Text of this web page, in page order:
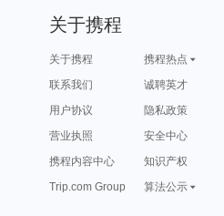
关于携程
关于携程
携程热点
联系我们
诚聘英才
用户协议
隐私政策
营业执照
安全中心
携程内容中心
知识产权
Trip.com Group
算法公示